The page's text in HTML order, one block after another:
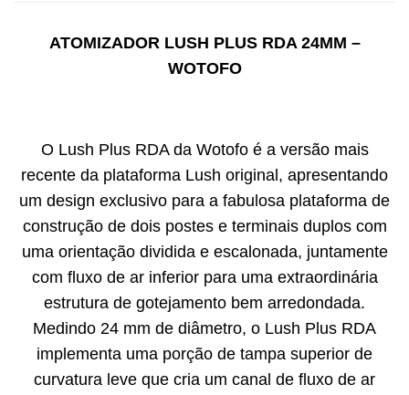
ATOMIZADOR LUSH PLUS RDA 24MM –
WOTOFO
O Lush Plus RDA da Wotofo é a versão mais
recente da plataforma Lush original, apresentando
um design exclusivo para a fabulosa plataforma de
construção de dois postes e terminais duplos com
uma orientação dividida e escalonada, juntamente
com fluxo de ar inferior para uma extraordinária
estrutura de gotejamento bem arredondada.
Medindo 24 mm de diâmetro, o Lush Plus RDA
implementa uma porção de tampa superior de
curvatura leve que cria um canal de fluxo de ar